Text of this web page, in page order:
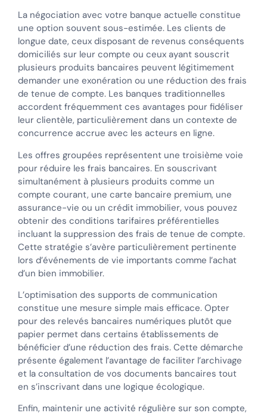
La négociation avec votre banque actuelle constitue
une option souvent sous-estimée. Les clients de
longue date, ceux disposant de revenus conséquents
domiciliés sur leur compte ou ceux ayant souscrit
plusieurs produits bancaires peuvent légitimement
demander une exonération ou une réduction des frais
de tenue de compte. Les banques traditionnelles
accordent fréquemment ces avantages pour fidéliser
leur clientèle, particulièrement dans un contexte de
concurrence accrue avec les acteurs en ligne.
Les offres groupées représentent une troisième voie
pour réduire les frais bancaires. En souscrivant
simultanément à plusieurs produits comme un
compte courant, une carte bancaire premium, une
assurance-vie ou un crédit immobilier, vous pouvez
obtenir des conditions tarifaires préférentielles
incluant la suppression des frais de tenue de compte.
Cette stratégie s’avère particulièrement pertinente
lors d’événements de vie importants comme l’achat
d’un bien immobilier.
L’optimisation des supports de communication
constitue une mesure simple mais efficace. Opter
pour des relevés bancaires numériques plutôt que
papier permet dans certains établissements de
bénéficier d’une réduction des frais. Cette démarche
présente également l’avantage de faciliter l’archivage
et la consultation de vos documents bancaires tout
en s’inscrivant dans une logique écologique.
Enfin, maintenir une activité régulière sur son compte,